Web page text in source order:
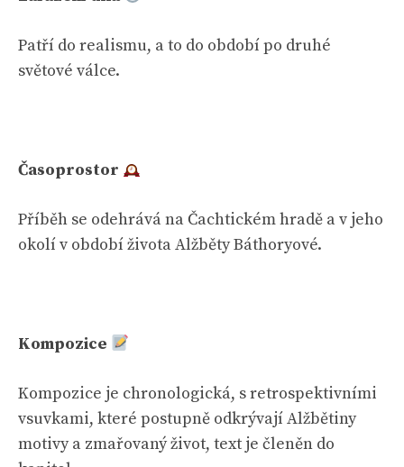
Patří do realismu, a to do období po druhé
světové válce.
Časoprostor
Příběh se odehrává na Čachtickém hradě a v jeho
okolí v období života Alžběty Báthoryové.
Kompozice
Kompozice je chronologická, s retrospektivními
vsuvkami, které postupně odkrývají Alžbětiny
motivy a zmařovaný život, text je členěn do